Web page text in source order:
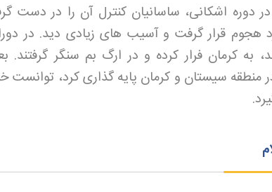
دوره اشکانی، ساسانیان کنترل آن را در دست
هجوم قرار گرفت و آسیب های زیادی دید. در
به کرمان فرار کرده و در ارگ بم سنگر
منطقه سیستان و کرمان پایه گذاری کرد، توانست
.